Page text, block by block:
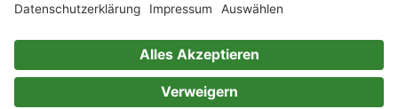
Immer ein gutes Buch